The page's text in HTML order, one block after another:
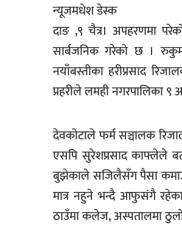
न्यूजमधेश डेस्क
दाङ ,९ चैत्र। अपहरणमा
सार्बजनिक गरेको छ ।
नयाँबस्तीका हरीप्रसाद
प्रहरीले लमही नगरपालिका ९
देवकोटाले फर्म सञ्चालक
एसपि सुरेशप्रसाद काफ्लेले
बुझेकाले सजिलैसँग पैसा
मात्र नहुने भन्दै आफुसंगै रहेका
ठाउँमा कलेज, अस्पतालमा